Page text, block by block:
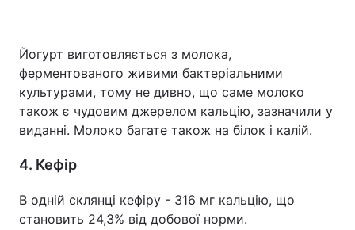
Йогурт виготовляється з молока,
ферментованого живими бактеріальними
культурами, тому не дивно, що саме молоко
також є чудовим джерелом кальцію, зазначили у
виданні. Молоко багате також на білок і калій.
4. Кефір
В одній склянці кефіру - 316 мг кальцію, що
становить 24,3% від добової норми.